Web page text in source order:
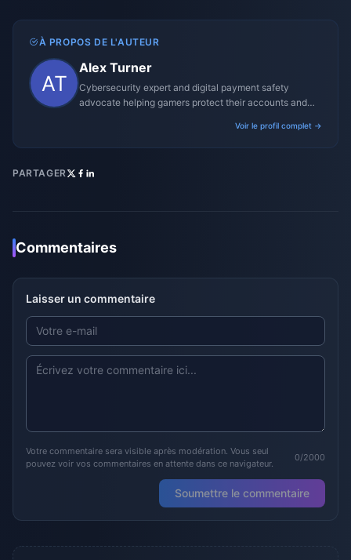
À PROPOS DE L'AUTEUR
Alex Turner
Cybersecurity expert and digital payment safety
advocate helping gamers protect their accounts and
Voir le profil complet →
PARTAGER
Commentaires
Laisser un commentaire
Votre commentaire sera visible après modération. Vous seul
pouvez voir vos commentaires en attente dans ce navigateur.
0/2000
Soumettre le commentaire